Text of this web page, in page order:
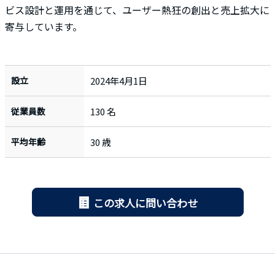
ビス設計と運用を通じて、ユーザー熱狂の創出と売上拡大に
寄与しています。
設立 2024年4月1日
従業員数 130 名
平均年齢 30 歳
この求人に問い合わせ